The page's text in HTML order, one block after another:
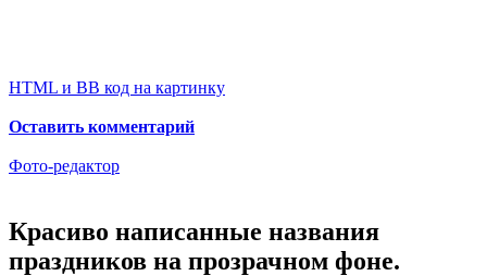
HTML и BB код на картинку
Оставить комментарий
Фото-редактор
Красиво написанные названия
праздников на прозрачном фоне.